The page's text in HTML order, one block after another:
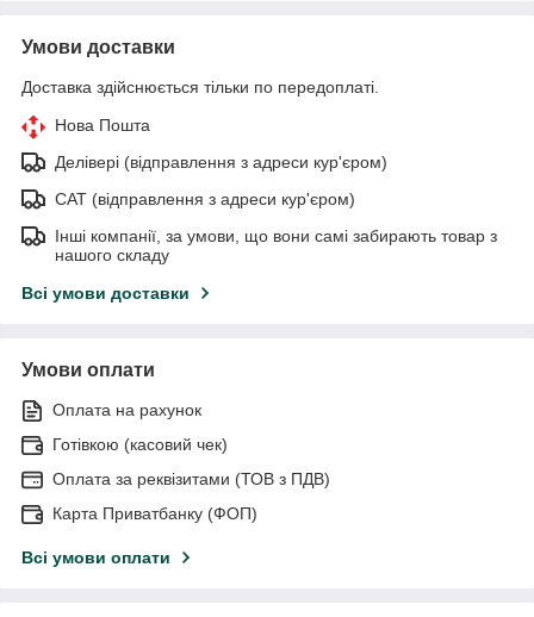
Умови доставки
Доставка здійснюється тільки по передоплаті.
Нова Пошта
Делівері (відправлення з адреси кур'єром)
САТ (відправлення з адреси кур'єром)
Інші компанії, за умови, що вони самі забирають товар з
нашого складу
Всі умови доставки
Умови оплати
Оплата на рахунок
Готівкою (касовий чек)
Оплата за реквізитами (ТОВ з ПДВ)
Карта Приватбанку (ФОП)
Всі умови оплати